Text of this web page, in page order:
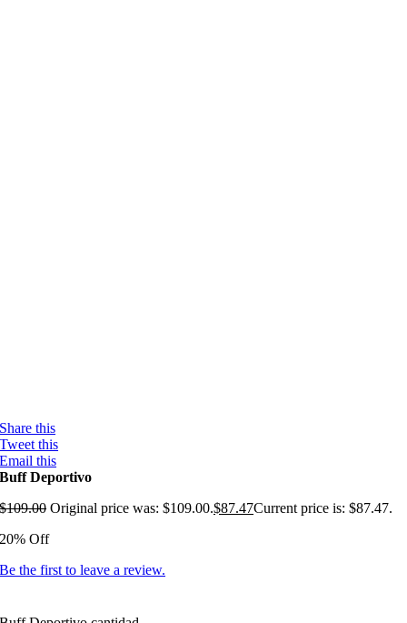
Share this
Tweet this
Email this
Buff Deportivo
$109.00 Original price was: $109.00.$87.47Current price is: $87.47.
20% Off
Be the first to leave a review.